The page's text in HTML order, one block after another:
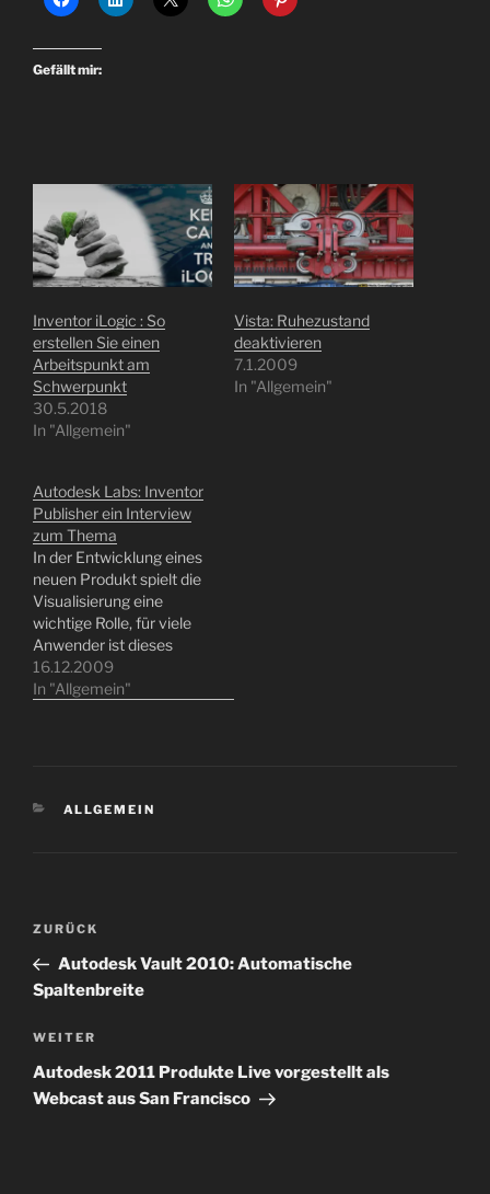
Gefällt mir:
Inventor iLogic : So
erstellen Sie einen
Arbeitspunkt am
Schwerpunkt
30.5.2018
In "Allgemein"
Vista: Ruhezustand
deaktivieren
7.1.2009
In "Allgemein"
Autodesk Labs: Inventor
Publisher ein Interview
zum Thema
In der Entwicklung eines
neuen Produkt spielt die
Visualisierung eine
wichtige Rolle, für viele
Anwender ist dieses
echtes Neuland. Aber die
visuelle Aufbereitung zur
als Techniker bei einem
16.12.2009
In "Allgemein"
KATEGORIEN
ALLGEMEIN
Beitragsnavigation
Vorheriger
Beitrag
ZURÜCK
Autodesk Vault 2010: Automatische
Spaltenbreite
Nächster
Beitrag
WEITER
Autodesk 2011 Produkte Live vorgestellt als
Webcast aus San Francisco